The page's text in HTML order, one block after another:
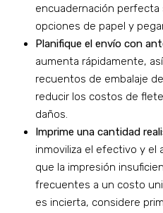
encuadernación perfecta
opciones de papel y
Planifique el envío con
aumenta rápidamente,
recuentos de embalaje
reducir los costos de
daños.
Imprime una cantidad
inmoviliza el efectivo y el
que la impresión
frecuentes a un costo
es incierta, considere